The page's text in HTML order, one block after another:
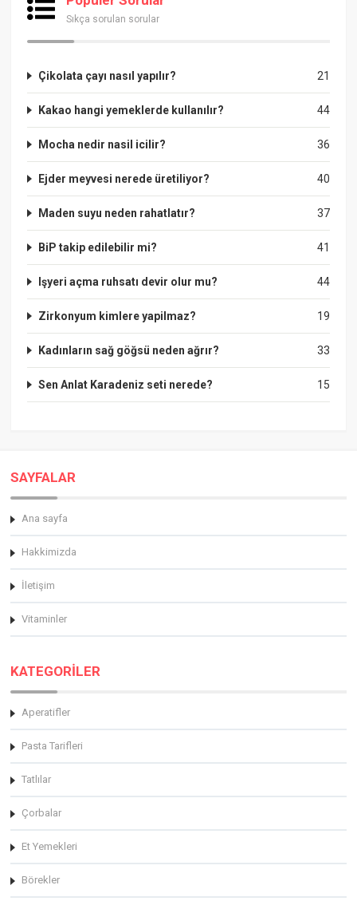
Sıkça sorulan sorular
21
Çikolata çayı nasıl yapılır?
44
Kakao hangi yemeklerde kullanılır?
36
Mocha nedir nasil icilir?
40
Ejder meyvesi nerede üretiliyor?
37
Maden suyu neden rahatlatır?
41
BiP takip edilebilir mi?
44
Işyeri açma ruhsatı devir olur mu?
19
Zirkonyum kimlere yapilmaz?
33
Kadınların sağ göğsü neden ağrır?
15
Sen Anlat Karadeniz seti nerede?
SAYFALAR
Ana sayfa
Hakkimizda
İletişim
Vitaminler
KATEGORİLER
Aperatifler
Pasta Tarifleri
Tatlılar
Çorbalar
Et Yemekleri
Börekler